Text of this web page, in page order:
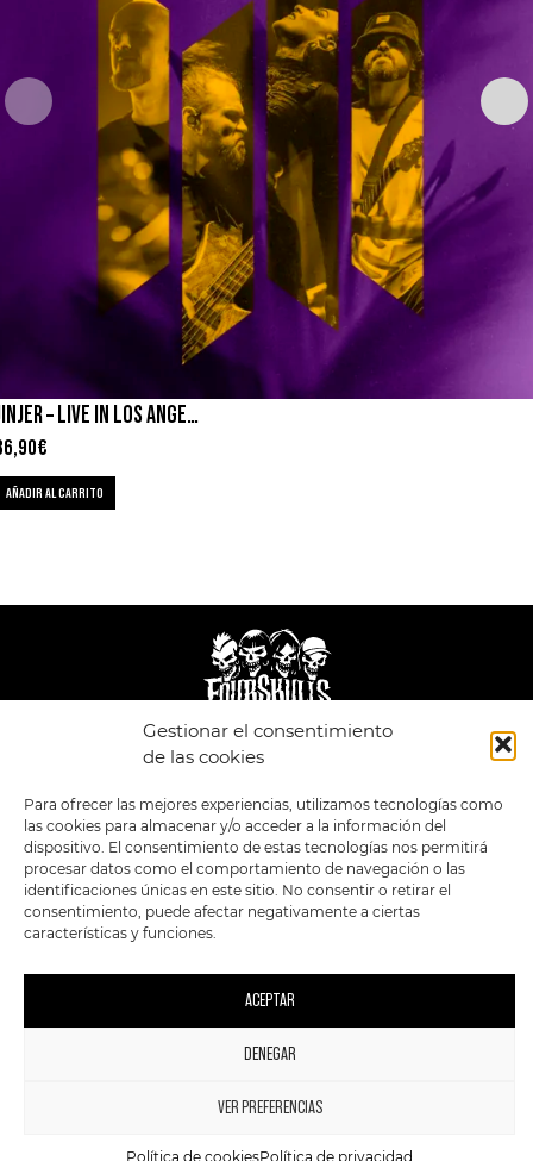
Gestionar el consentimiento
de las cookies
Para ofrecer las mejores experiencias, utilizamos tecnologías como
las cookies para almacenar y/o acceder a la información del
dispositivo. El consentimiento de estas tecnologías nos permitirá
procesar datos como el comportamiento de navegación o las
identificaciones únicas en este sitio. No consentir o retirar el
consentimiento, puede afectar negativamente a ciertas
características y funciones.
ACEPTAR
DENEGAR
VER PREFERENCIAS
Política de cookiesPolítica de privacidad
JINJER – LIVE IN LOS ANGELES
€
AÑADIR AL CARRITO
POLÍTICA DE
PRIVACIDAD
TÉRMINOS Y
CONDICIONES
GENERALES DE LA
VENTA
POLÍTICA DE COOKIES
TIENDA
ESTILOS
FORMATOS
PREVENTAS
OFERTAS
MERCHANDISING
FOUR SKULLS
2023 FourSkulls. Reservados todos los derechos.